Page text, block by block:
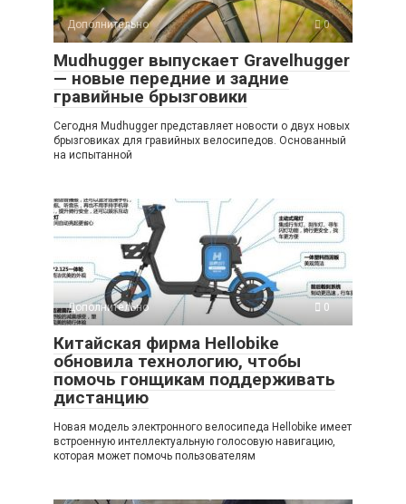
Дополнительно 0
Mudhugger выпускает Gravelhugger
— новые передние и задние
гравийные брызговики
Сегодня Mudhugger представляет новости о двух новых
брызговиках для гравийных велосипедов. Основанный
на испытанной
Дополнительно 0
Китайская фирма Hellobike
обновила технологию, чтобы
помочь гонщикам поддерживать
дистанцию
Новая модель электронного велосипеда Hellobike имеет
встроенную интеллектуальную голосовую навигацию,
которая может помочь пользователям